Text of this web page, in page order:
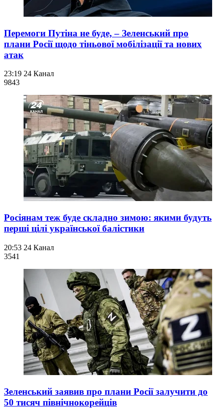
Перемоги Путіна не буде, – Зеленський про
плани Росії щодо тіньової мобілізації та нових
атак
23:19 24 Канал
9843
Росіянам теж буде складно зимою: якими будуть
перші цілі української балістики
20:53 24 Канал
3541
Зеленський заявив про плани Росії залучити до
50 тисяч північнокорейців